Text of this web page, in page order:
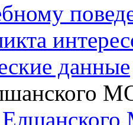
данные